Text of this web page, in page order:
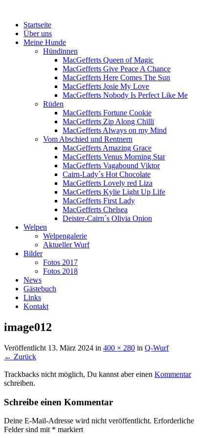
Menü
Zum
Inhalt
springen
Startseite
Über uns
Meine Hunde
Hündinnen
MacGefferts Queen of Magic
MacGefferts Give Peace A Chance
MacGefferts Here Comes The Sun
MacGefferts Josie My Love
MacGefferts Nobody Is Perfect Like Me
Rüden
MacGefferts Fortune Cookie
MacGefferts Zip Along Chilli
MacGefferts Always on my Mind
Vom Abschied und Rentnern
MacGefferts Amazing Grace
MacGefferts Venus Morning Star
MacGefferts Vagabound Viktor
Cairn-Lady´s Hot Chocolate
MacGefferts Lovely red Liza
MacGefferts Kylie Light Up Life
MacGefferts First Lady
MacGefferts Chelsea
Deister-Cairn´s Olivia Onion
Welpen
Welpengalerie
Aktueller Wurf
Bilder
Fotos 2017
Fotos 2018
News
Gästebuch
Links
Kontakt
image012
Veröffentlicht 13. März 2024 in 400 × 280 in Q-Wurf
← Zurück
Trackbacks nicht möglich, Du kannst aber einen Kommentar
schreiben.
Schreibe einen Kommentar
Deine E-Mail-Adresse wird nicht veröffentlicht. Erforderliche
Felder sind mit * markiert